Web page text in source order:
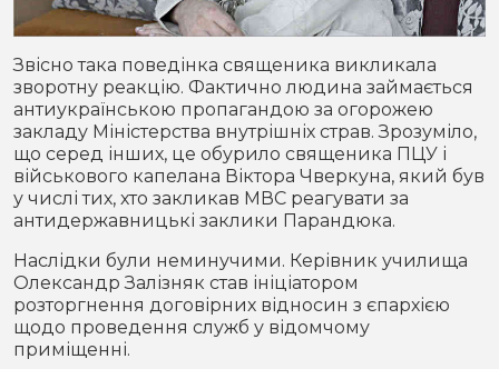
Звісно така поведінка священика викликала
зворотну реакцію. Фактично людина займається
антиукраїнською пропагандою за огорожею
закладу Міністерства внутрішніх страв. Зрозуміло,
що серед інших, це обурило священика ПЦУ і
військового капелана Віктора Чверкуна, який був
у числі тих, хто закликав МВС реагувати за
антидержавницькі заклики Парандюка.
Наслідки були неминучими. Керівник училища
Олександр Залізняк став ініціатором
розторгнення договірних відносин з єпархією
щодо проведення служб у відомчому
приміщенні.